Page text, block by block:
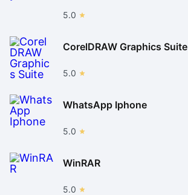
5.0
CorelDRAW Graphics Suite
5.0
WhatsApp Iphone
5.0
WinRAR
5.0